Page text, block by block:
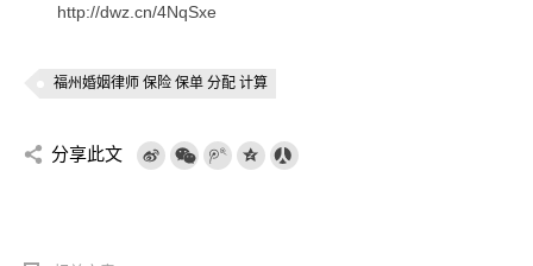
http://dwz.cn/4NqSxe
福州婚姻律师 保险 保单 分配 计算
分享此文